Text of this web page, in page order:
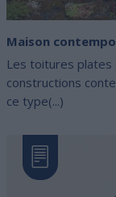
Maison
Les toitures plates
constructions
ce type(...)